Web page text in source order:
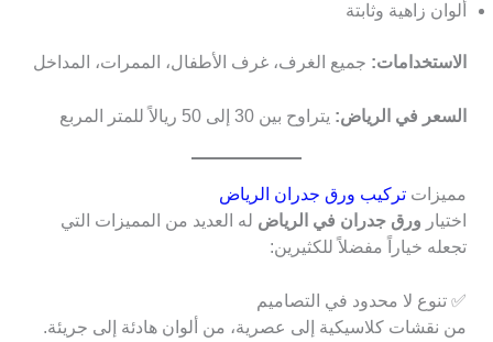
ألوان زاهية وثابتة
الاستخدامات: جميع الغرف، غرف الأطفال، الممرات، المداخل
السعر في الرياض: يتراوح بين 30 إلى 50 ريالاً للمتر المربع
مميزات تركيب ورق جدران الرياض
اختيار ورق جدران في الرياض له العديد من المميزات التي
تجعله خياراً مفضلاً للكثيرين:
✅ تنوع لا محدود في التصاميم
من نقشات كلاسيكية إلى عصرية، من ألوان هادئة إلى جريئة.